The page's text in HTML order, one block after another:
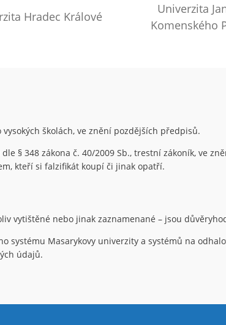
Hradec Králové
Univerzita
Komenského
vysokých školách, ve znění pozdějších předpisů.
dle § 348 zákona č. 40/2009 Sb., trestní zákoník, ve
kteří si falzifikát koupí či jinak opatří.
vytištěné nebo jinak zaznamenané – jsou
systému Masarykovy univerzity a systémů na
údajů.